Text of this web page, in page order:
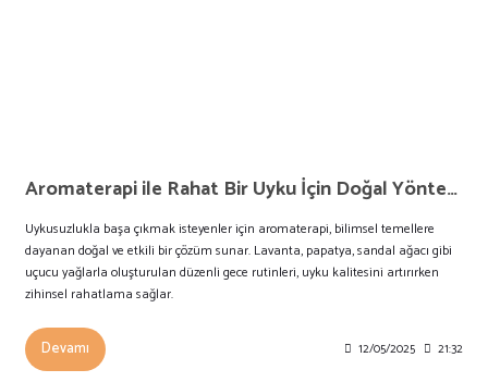
Aromaterapi ile Rahat Bir Uyku İçin Doğal Yöntemler | Uykusuzluğa Ne İyi Gelir?
Uykusuzlukla başa çıkmak isteyenler için aromaterapi, bilimsel temellere
dayanan doğal ve etkili bir çözüm sunar. Lavanta, papatya, sandal ağacı gibi
uçucu yağlarla oluşturulan düzenli gece rutinleri, uyku kalitesini artırırken
zihinsel rahatlama sağlar.
Devamı 12/05/2025 21:32